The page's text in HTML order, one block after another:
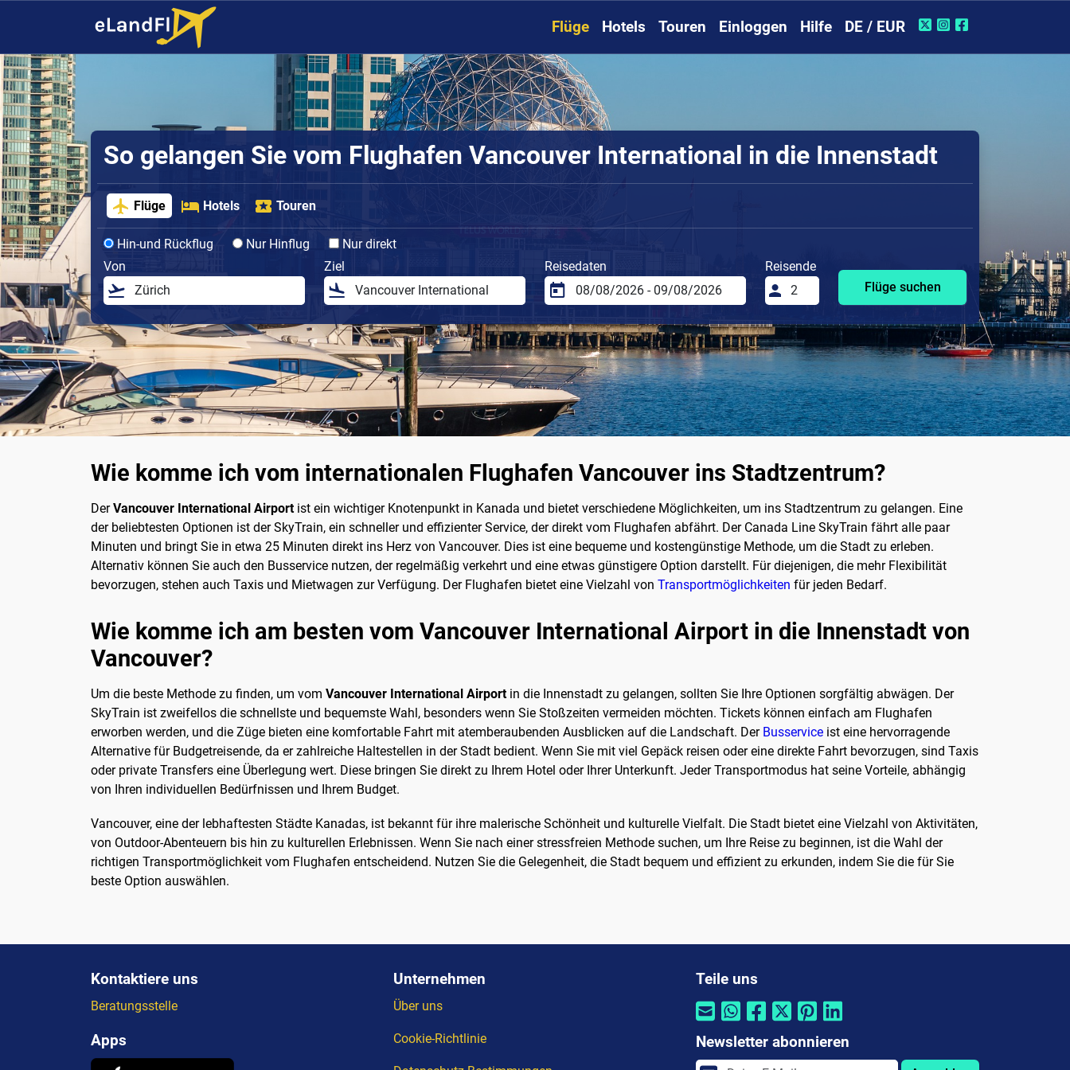
Flüge Hotels Touren Einloggen Hilfe DE / EUR
So gelangen Sie vom Flughafen Vancouver International in die Innenstadt
Flüge Hotels Touren
Hin-und Rückflug Nur Hinflug
Nur direkt
Von
Ziel Reisedaten
Reisende
Flüge suchen
Wie komme ich vom internationalen Flughafen Vancouver ins Stadtzentrum?
DerVancouver International Airportist ein wichtiger Knotenpunkt in Kanada und bietet verschiedene Möglichkeiten, um ins Stadtzentrum zu gelangen. Eine
der beliebtesten Optionen ist der SkyTrain, ein schneller und effizienter Service, der direkt vom Flughafen abfährt. Der Canada Line SkyTrain fährt alle paar
Minuten und bringt Sie in etwa 25 Minuten direkt ins Herz von Vancouver. Dies ist eine bequeme und kostengünstige Methode, um die Stadt zu erleben.
Alternativ können Sie auch den Busservice nutzen, der regelmäßig verkehrt und eine etwas günstigere Option darstellt. Für diejenigen, die mehr Flexibilität
bevorzugen, stehen auch Taxis und Mietwagen zur Verfügung. Der Flughafen bietet eine Vielzahl von Transportmöglichkeiten für jeden Bedarf.
Wie komme ich am besten vom Vancouver International Airport in die Innenstadt von
Vancouver?
Um die beste Methode zu finden, um vom Vancouver International Airportin die Innenstadt zu gelangen, sollten Sie Ihre Optionen sorgfältig abwägen. Der
SkyTrain ist zweifellos die schnellste und bequemste Wahl, besonders wenn Sie Stoßzeiten vermeiden möchten. Tickets können einfach am Flughafen
erworben werden, und die Züge bieten eine komfortable Fahrt mit atemberaubenden Ausblicken auf die Landschaft. Der Busservice ist eine hervorragende
Alternative für Budgetreisende, da er zahlreiche Haltestellen in der Stadt bedient. Wenn Sie mit viel Gepäck reisen oder eine direkte Fahrt bevorzugen, sind Taxis
oder private Transfers eine Überlegung wert. Diese bringen Sie direkt zu Ihrem Hotel oder Ihrer Unterkunft. Jeder Transportmodus hat seine Vorteile, abhängig
von Ihren individuellen Bedürfnissen und Ihrem Budget.
Vancouver, eine der lebhaftesten Städte Kanadas, ist bekannt für ihre malerische Schönheit und kulturelle Vielfalt. Die Stadt bietet eine Vielzahl von Aktivitäten,
von Outdoor-Abenteuern bis hin zu kulturellen Erlebnissen. Wenn Sie nach einer stressfreien Methode suchen, um Ihre Reise zu beginnen, ist die Wahl der
richtigen Transportmöglichkeit vom Flughafen entscheidend. Nutzen Sie die Gelegenheit, die Stadt bequem und effizient zu erkunden, indem Sie die für Sie
beste Option auswählen.
Kontaktiere uns
Beratungsstelle
Apps
Unternehmen
Über uns
Cookie-Richtlinie
Teile uns
Newsletter abonnieren